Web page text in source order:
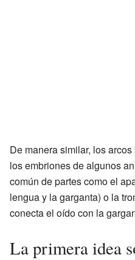
De manera similar, los
los embriones de algunos
común de partes como el
lengua y la garganta) o la
conecta el oído con la
La primera idea